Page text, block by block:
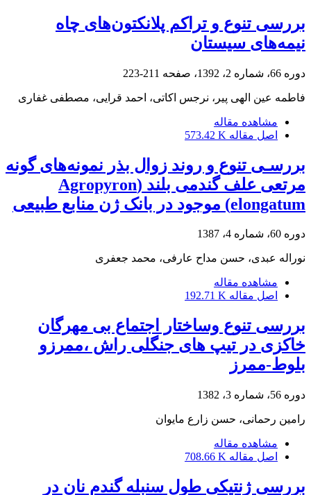
بررسی تنوع و تراکم پلانکتون‌های چاه
نیمه‌های سیستان
دوره 66، شماره 2، 1392، صفحه 211-223
فاطمه عین الهی پیر، نرجس اکاتی، احمد قرایی، مصطفی غفاری
مشاهده مقاله
اصل مقاله 573.42 K
بررسـی تنوع و روند زوال بذر نمونه‌های گونه
مرتعی علف گندمی بلند (Agropyron
elongatum) موجود در بانک ژن منابع طبیعی
دوره 60، شماره 4، 1387
نوراله عبدی، حسن مداح عارفی، محمد جعفری
مشاهده مقاله
اصل مقاله 192.71 K
بررسی تنوع وساختار اجتماع بی مهرگان
خاکزی در تیپ های جنگلی راش ،ممرزو
بلوط-ممرز
دوره 56، شماره 3، 1382
رامین رحمانی، حسن زارع مایوان
مشاهده مقاله
اصل مقاله 708.66 K
بررسی ژنتیکی طول سنبله گندم نان در